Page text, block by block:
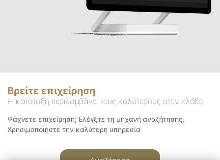
Βρείτε επιχείρηση
Η κατάταξη περιλαμβάνει τους καλύτερους στον κλάδο
Ψάχνετε επιχείρηση; Ελέγξτε τη μηχανή αναζήτησης.
Χρησιμοποιήστε την καλύτερη υπηρεσία